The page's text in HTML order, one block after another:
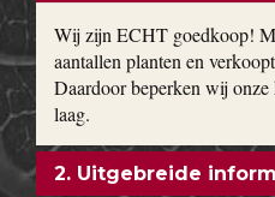
Wij zijn ECHT goedkoop!
aantallen planten en
Daardoor beperken wij
laag.
2. Uitgebreide